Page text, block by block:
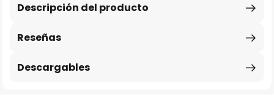
Descripción del producto
Reseñas
Descargables